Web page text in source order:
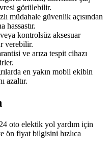
görülebilir.
müdahale güvenlik açısından
hassastır.
kontrolsüz aksesuar
verebilir.
ve arıza tespit cihazı
en yakın mobil ekibin
azaltır.
oto elektik yol yardım için
ön fiyat bilgisini hızlıca